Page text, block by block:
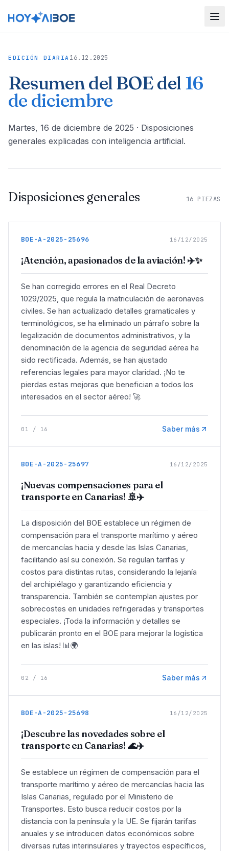
EDICIÓN DIARIA 16.12.2025
Resumen del BOE del 16
de diciembre
martes, 16 de diciembre de 2025 · Disposiciones
generales explicadas con inteligencia artificial.
Disposiciones generales 16 PIEZAS
BOE-A-2025-25696 16/12/2025
¡Atención, apasionados de la aviación! ✈️✨
Se han corregido errores en el Real Decreto
1029/2025, que regula la matriculación de aeronaves
civiles. Se han actualizado detalles gramaticales y
terminológicos, se ha eliminado un párrafo sobre la
legalización de documentos administrativos, y la
denominación de la agencia de seguridad aérea ha
sido rectificada. Además, se han ajustado
referencias legales para mayor claridad. ¡No te
pierdas estas mejoras que benefician a todos los
interesados en el sector aéreo! 🚀
01 / 16 Saber más
BOE-A-2025-25697 16/12/2025
¡Nuevas compensaciones para el
transporte en Canarias! 🚢✈️
La disposición del BOE establece un régimen de
compensación para el transporte marítimo y aéreo
de mercancías hacia y desde las Islas Canarias,
facilitando así su conexión. Se regulan tarifas y
costos para distintas rutas, considerando la lejanía
del archipiélago y garantizando eficiencia y
transparencia. También se contemplan ajustes por
sobrecostes en unidades refrigeradas y transportes
especiales. ¡Toda la información y detalles se
publicarán pronto en el BOE para mejorar la logística
en las islas! 📊🌍
02 / 16 Saber más
BOE-A-2025-25698 16/12/2025
¡Descubre las novedades sobre el
transporte en Canarias! 🌊✈️
Se establece un régimen de compensación para el
transporte marítimo y aéreo de mercancías hacia las
Islas Canarias, regulado por el Ministerio de
Transportes. Esto busca reducir costos por la
distancia con la península y la UE. Se fijarán tarifas
anuales y se introducen datos económicos sobre
diversas rutas interinsulares y trayectos específicos,